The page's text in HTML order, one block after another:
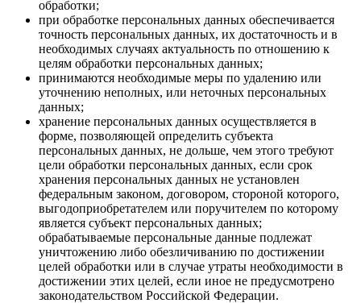
обработки;
при обработке персональных данных обеспечивается
точность персональных данных, их достаточность и в
необходимых случаях актуальность по отношению к
целям обработки персональных данных;
принимаются необходимые меры по удалению или
уточнению неполных, или неточных персональных
данных;
хранение персональных данных осуществляется в
форме, позволяющей определить субъекта
персональных данных, не дольше, чем этого требуют
цели обработки персональных данных, если срок
хранения персональных данных не установлен
федеральным законом, договором, стороной которого,
выгодоприобретателем или поручителем по которому
является субъект персональных данных;
обрабатываемые персональные данные подлежат
уничтожению либо обезличиванию по достижении
целей обработки или в случае утраты необходимости в
достижении этих целей, если иное не предусмотрено
законодательством Российской Федерации.